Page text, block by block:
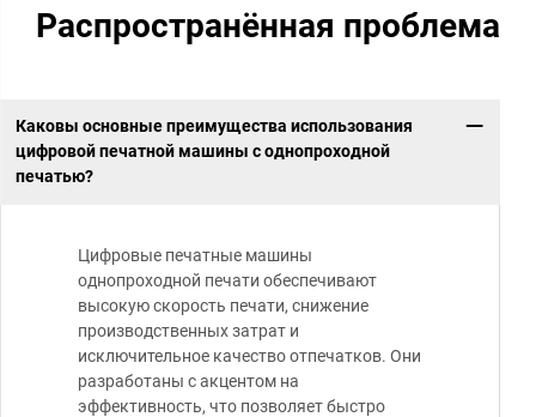
Распространённая проблема
Каковы основные преимущества использования
цифровой печатной машины с однопроходной
печатью?
Цифровые печатные машины
однопроходной печати обеспечивают
высокую скорость печати, снижение
производственных затрат и
исключительное качество отпечатков. Они
разработаны с акцентом на
эффективность, что позволяет быстро